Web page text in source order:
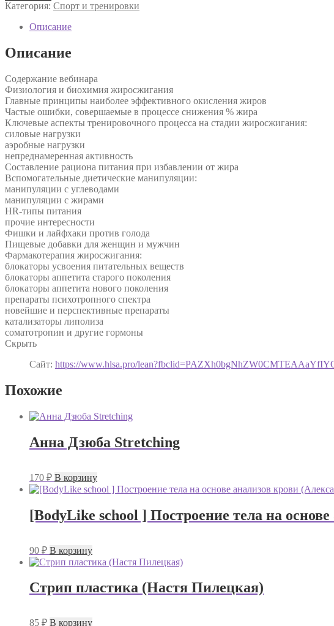
Категория: Спорт и тренировки
Описание
Описание
Содержание вебинара
Физиология и биохимия жиросжигания
Главные принципы наиболее эффективного окисления жиров
Частые ошибки, совершаемые в процессе снижения % жира
Ключевые аспекты тренировочного процесса на стадии жиросжигания:
силовые нагрузки
аэробные нагрузки
непреднамеренная активность
Составление рациона питания при избавлении от жира
Вспомогательные диетические манипуляции:
манипуляции с углеводами
манипуляции с жирами
HR-типы питания
прочие интересности
Фишки и лайфхаки против голода
Пищевые добавки для женщин и мужчин
Фармакотерапия жиросжигания:
блокаторы усвоения питательных веществ
блокаторы аппетита старого поколения
блокаторы аппетита нового поколения
препараты психотропного спектра
новейшие и перспективные препараты
катализаторы липолиза
соматотропин и другие гормоны
Скрыть
Сайт: https://www.hlsa.pro/
Похожие
Анна Дзюба Stretching
170 ₽ В корзину
[BodyLike school ] Построение тела на
90 ₽ В корзину
Стрип пластика (Настя Пилецкая)
85 ₽ В корзину